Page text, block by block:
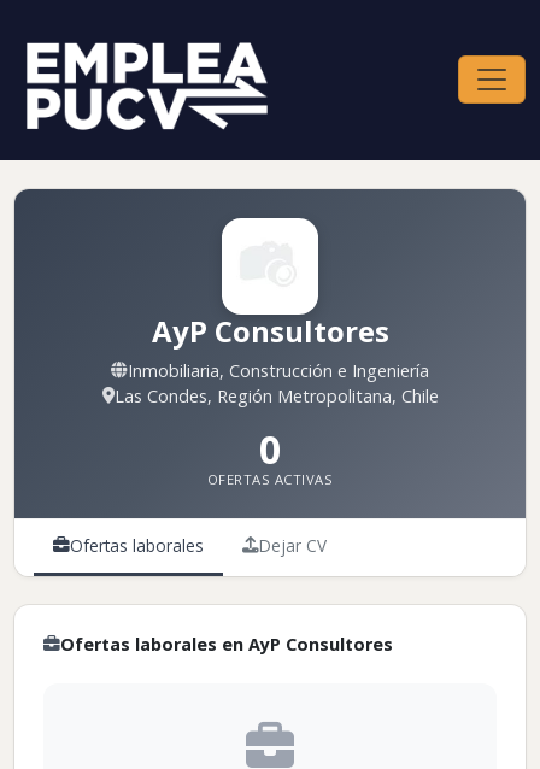
AyP Consultores
Inmobiliaria, Construcción e Ingeniería
Las Condes, Región Metropolitana, Chile
0
OFERTAS ACTIVAS
Ofertas laborales Dejar CV
Ofertas laborales en AyP Consultores